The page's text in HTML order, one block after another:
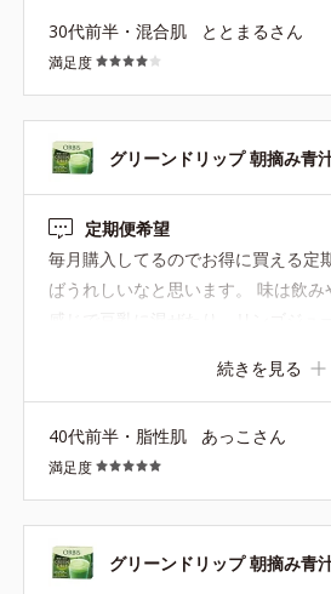
30代前半・混合肌 ととまるさん
満足度
グリーンドリップ 朝摘み青
定期便希望
毎月購入してるのでお得に買える定
ばうれしいなと思います。 味は飲
続きを見る
40代前半・脂性肌 あっこさん
満足度
グリーンドリップ 朝摘み青